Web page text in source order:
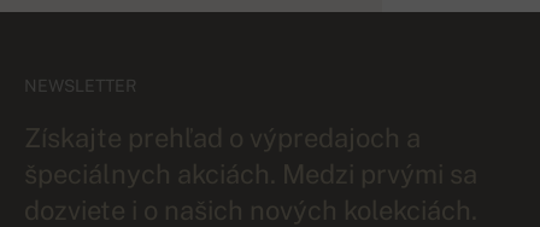
NEWSLETTER
Získajte prehľad o výpredajoch a
špeciálnych akciách. Medzi prvými sa
dozviete i o našich nových kolekciách.